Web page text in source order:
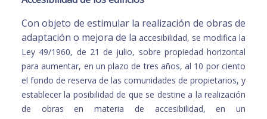
Con objeto de estimular la realización de obras de
adaptación o mejora de la accesibilidad, se modifica la
Ley 49/1960, de 21 de julio, sobre propiedad horizontal
para aumentar, en un plazo de tres años, al 10 por ciento
el fondo de reserva de las comunidades de propietarios, y
establecer la posibilidad de que se destine a la realización
de obras en materia de accesibilidad, en un